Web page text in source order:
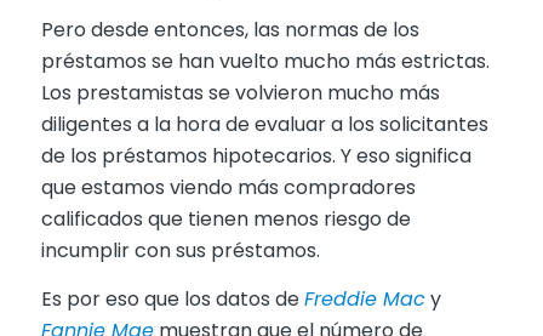
Pero desde entonces, las normas de los
préstamos se han vuelto mucho más estrictas.
Los prestamistas se volvieron mucho más
diligentes a la hora de evaluar a los solicitantes
de los préstamos hipotecarios. Y eso significa
que estamos viendo más compradores
calificados que tienen menos riesgo de
incumplir con sus préstamos.
Es por eso que los datos deFreddie Macy
Fannie Maemuestran que el número de